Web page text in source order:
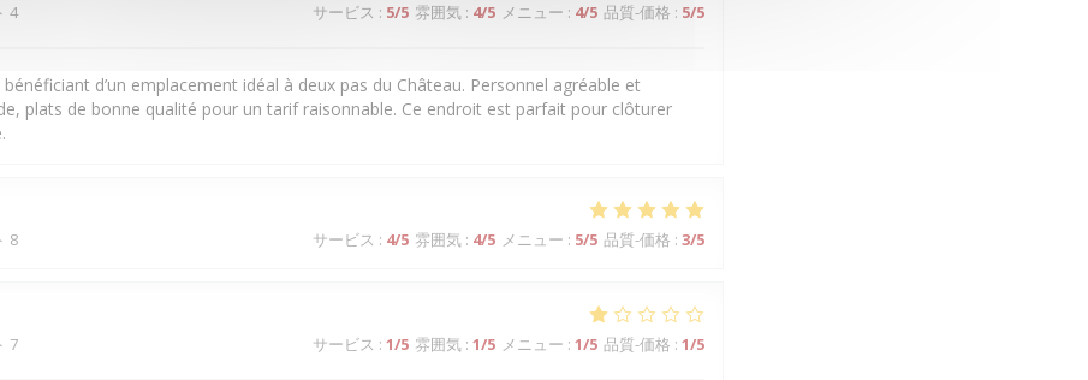
4 サービス : 5/5 雰囲気: 4/5 メニュー : 4/5 品質-価格 : 5/5
d’un emplacement idéal à deux pas du Château. Personnel agréable et
plats de bonne qualité pour un tarif raisonnable. Ce endroit est parfait pour clôturer
8 サービス : 4/5 雰囲気: 4/5 メニュー : 5/5 品質-価格 : 3/5
7 サービス : 1/5 雰囲気: 1/5 メニュー : 1/5 品質-価格 : 1/5